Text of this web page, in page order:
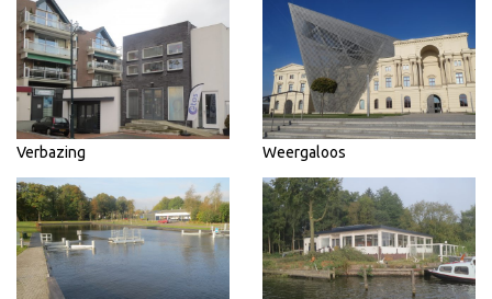
Verbazing Weergaloos